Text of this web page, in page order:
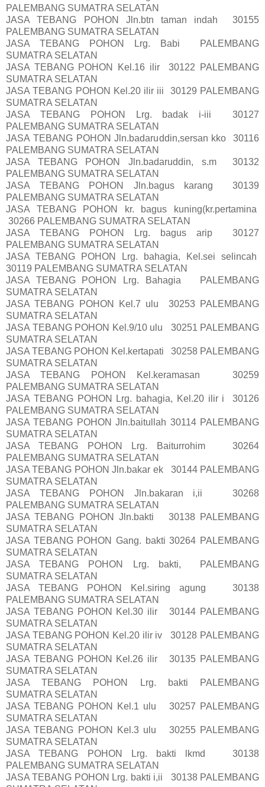
PALEMBANG SUMATRA SELATAN
JASA TEBANG POHON Jln.btn taman indah 30155
PALEMBANG SUMATRA SELATAN
JASA TEBANG POHON Lrg. Babi PALEMBANG
SUMATRA SELATAN
JASA TEBANG POHON Kel.16 ilir 30122 PALEMBANG
SUMATRA SELATAN
JASA TEBANG POHON Kel.20 ilir iii 30129 PALEMBANG
SUMATRA SELATAN
JASA TEBANG POHON Lrg. badak i-iii 30127
PALEMBANG SUMATRA SELATAN
JASA TEBANG POHON Jln.badaruddin,sersan kko 30116
PALEMBANG SUMATRA SELATAN
JASA TEBANG POHON Jln.badaruddin, s.m 30132
PALEMBANG SUMATRA SELATAN
JASA TEBANG POHON Jln.bagus karang 30139
PALEMBANG SUMATRA SELATAN
JASA TEBANG POHON kr. bagus kuning(kr.pertamina
30266 PALEMBANG SUMATRA SELATAN
JASA TEBANG POHON Lrg. bagus arip 30127
PALEMBANG SUMATRA SELATAN
JASA TEBANG POHON Lrg. bahagia, Kel.sei selincah
30119 PALEMBANG SUMATRA SELATAN
JASA TEBANG POHON Lrg. Bahagia PALEMBANG
SUMATRA SELATAN
JASA TEBANG POHON Kel.7 ulu 30253 PALEMBANG
SUMATRA SELATAN
JASA TEBANG POHON Kel.9/10 ulu 30251 PALEMBANG
SUMATRA SELATAN
JASA TEBANG POHON Kel.kertapati 30258 PALEMBANG
SUMATRA SELATAN
JASA TEBANG POHON Kel.keramasan 30259
PALEMBANG SUMATRA SELATAN
JASA TEBANG POHON Lrg. bahagia, Kel.20 ilir i 30126
PALEMBANG SUMATRA SELATAN
JASA TEBANG POHON Jln.baitullah 30114 PALEMBANG
SUMATRA SELATAN
JASA TEBANG POHON Lrg. Baiturrohim 30264
PALEMBANG SUMATRA SELATAN
JASA TEBANG POHON Jln.bakar ek 30144 PALEMBANG
SUMATRA SELATAN
JASA TEBANG POHON Jln.bakaran i,ii 30268
PALEMBANG SUMATRA SELATAN
JASA TEBANG POHON Jln.bakti 30138 PALEMBANG
SUMATRA SELATAN
JASA TEBANG POHON Gang. bakti 30264 PALEMBANG
SUMATRA SELATAN
JASA TEBANG POHON Lrg. bakti, PALEMBANG
SUMATRA SELATAN
JASA TEBANG POHON Kel.siring agung 30138
PALEMBANG SUMATRA SELATAN
JASA TEBANG POHON Kel.30 ilir 30144 PALEMBANG
SUMATRA SELATAN
JASA TEBANG POHON Kel.20 ilir iv 30128 PALEMBANG
SUMATRA SELATAN
JASA TEBANG POHON Kel.26 ilir 30135 PALEMBANG
SUMATRA SELATAN
JASA TEBANG POHON Lrg. bakti PALEMBANG
SUMATRA SELATAN
JASA TEBANG POHON Kel.1 ulu 30257 PALEMBANG
SUMATRA SELATAN
JASA TEBANG POHON Kel.3 ulu 30255 PALEMBANG
SUMATRA SELATAN
JASA TEBANG POHON Lrg. bakti lkmd 30138
PALEMBANG SUMATRA SELATAN
JASA TEBANG POHON Lrg. bakti i,ii 30138 PALEMBANG